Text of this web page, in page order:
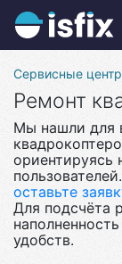
Сервисные
Ремонт
Мы нашли для
ориентируясь
оставьте
Для подсчёта
удобств.